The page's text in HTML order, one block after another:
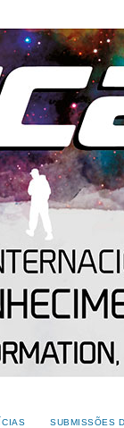
SUBMISSÕES